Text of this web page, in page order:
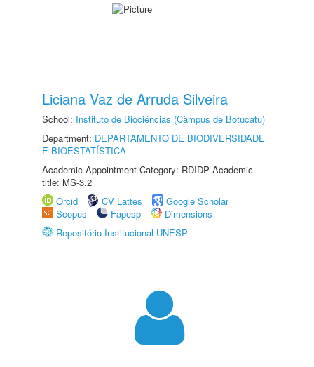
Liciana Vaz de Arruda Silveira
School: Instituto de Biociências (Câmpus de Botucatu)
Department: DEPARTAMENTO DE BIODIVERSIDADE
E BIOESTATÍSTICA
Academic Appointment Category: RDIDP Academic
title: MS-3.2
Orcid
CV Lattes
Google Scholar
Scopus
Fapesp
Dimensions
Repositório Institucional UNESP